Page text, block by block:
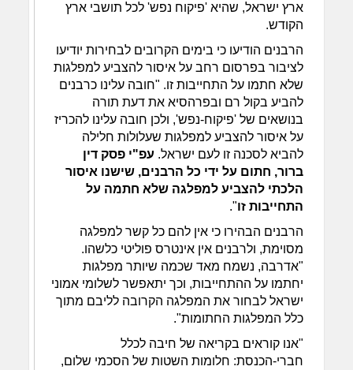
ארץ ישראל, שהיא 'פיקוח נפש' לכל תושבי ארץ
הקודש.
הרבנים הודיעו כי בימים הקרובים לבחירות יודיעו
לציבור בפרסום רחב על איסור להצביע למפלגות
שלא חתמו על התחייבות זו. "חובה עלינו כרבנים
להביע בקול רם ובפרהסיא את דעת תורה
בנושאים של 'פיקוח-נפש', ולכן חובה עלינו להכריז
על איסור להצביע למפלגות שעלולות חלילה
להביא לסכנה זו לעם ישראל. עפ"י פסק דין
ברור, חתום על ידי כל הרבנים, שישנו איסור
הלכתי להצביע למפלגה שלא חתמה על
התחייבות זו".
הרבנים הבהירו כי אין להם כל קשר למפלגה
מסוימת, ולרבנים אין אינטרס פוליטי כלשהו.
"אדרבה, נשמח מאד שכמה שיותר מפלגות
יחתמו על ההתחייבות, וכך יתאפשר לשלומי אמוני
ישראל לבחור את המפלגה הקרובה לליבם מתוך
כלל המפלגות החתומות".
"אנו קוראים בקריאה של חיבה לכלל
חברי-הכנסת: חלומות השטות של הסכמי שלום,